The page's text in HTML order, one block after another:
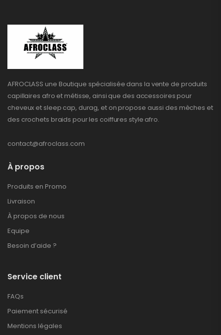
AFROCLASS une Boutique spécialisée dans la vente de produits
capillaires afro et métisse, ainsi que des accessoires pour
cheveux et sleep cap, durag, et on propose aussi des mèches et
des crochets braids pour les coiffures style afro.
contact@afroclass.com
À propos
Produits en Promo
Livraison
À propos de nous
Equipe
Besoin d’aide ?
Service client
FAQs
Paiement sécurisé
Mentions légales